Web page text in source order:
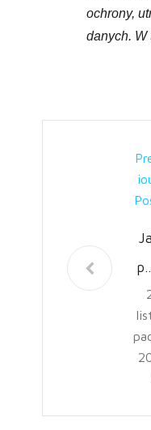
ochrony,
danych.
k